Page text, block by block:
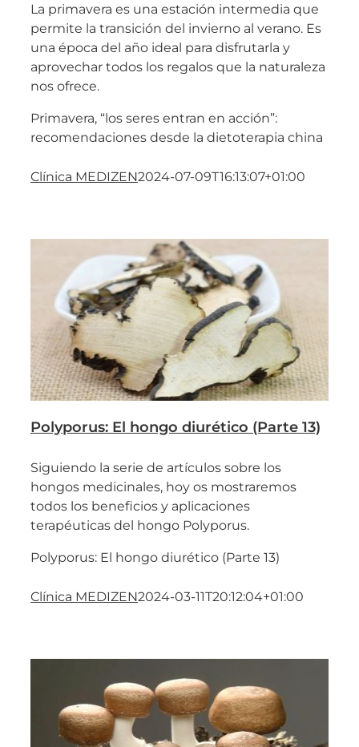
La primavera es una estación intermedia que
permite la transición del invierno al verano. Es
una época del año ideal para disfrutarla y
aprovechar todos los regalos que la naturaleza
nos ofrece.
Primavera, “los seres entran en acción”:
recomendaciones desde la dietoterapia china
Clínica MEDIZEN2024-07-09T16:13:07+01:00
Polyporus: El hongo diurético (Parte 13)
Siguiendo la serie de artículos sobre los
hongos medicinales, hoy os mostraremos
todos los beneficios y aplicaciones
terapéuticas del hongo Polyporus.
Polyporus: El hongo diurético (Parte 13)
Clínica MEDIZEN2024-03-11T20:12:04+01:00